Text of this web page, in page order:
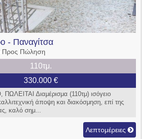
- Παναγίτσα
Προς Πώληση
110τμ.
330.000 €
Διαμέρισμα (110τμ) ισόγειο
άποψη και διακόσμηση, επί της
καλό σημ...
Λεπτομέρειες